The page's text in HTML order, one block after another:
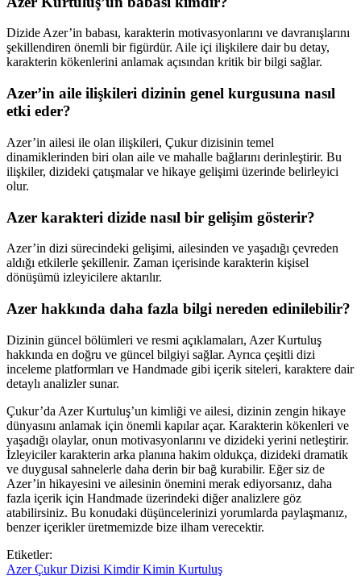
Dizide Azer’in babası, karakterin motivasyonlarını ve davranışlarını
şekillendiren önemli bir figürdür. Aile içi ilişkilere dair bu detay,
karakterin kökenlerini anlamak açısından kritik bir bilgi sağlar.
Azer’in aile ilişkileri dizinin genel kurgusuna nasıl
etki eder?
Azer’in ailesi ile olan ilişkileri, Çukur dizisinin temel
dinamiklerinden biri olan aile ve mahalle bağlarını derinleştirir. Bu
ilişkiler, dizideki çatışmalar ve hikaye gelişimi üzerinde belirleyici
olur.
Azer karakteri dizide nasıl bir gelişim gösterir?
Azer’in dizi sürecindeki gelişimi, ailesinden ve yaşadığı çevreden
aldığı etkilerle şekillenir. Zaman içerisinde karakterin kişisel
dönüşümü izleyicilere aktarılır.
Azer hakkında daha fazla bilgi nereden edinilebilir?
Dizinin güncel bölümleri ve resmi açıklamaları, Azer Kurtuluş
hakkında en doğru ve güncel bilgiyi sağlar. Ayrıca çeşitli dizi
inceleme platformları ve Handmade gibi içerik siteleri, karaktere dair
detaylı analizler sunar.
Çukur’da Azer Kurtuluş’un kimliği ve ailesi, dizinin zengin hikaye
dünyasını anlamak için önemli kapılar açar. Karakterin kökenleri ve
yaşadığı olaylar, onun motivasyonlarını ve dizideki yerini netleştirir.
İzleyiciler karakterin arka planına hakim oldukça, dizideki dramatik
ve duygusal sahnelerle daha derin bir bağ kurabilir. Eğer siz de
Azer’in hikayesini ve ailesinin önemini merak ediyorsanız, daha
fazla içerik için Handmade üzerindeki diğer analizlere göz
atabilirsiniz. Bu konudaki düşüncelerinizi yorumlarda paylaşmanız,
benzer içerikler üretmemizde bize ilham verecektir.
Etiketler:
AzerÇukurDizisi KimdirKimin Kurtuluş